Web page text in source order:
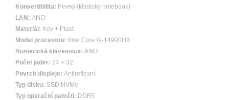
Konvertibilita: Pevný (klasický notebook)
LAN: ANO
Materiál: Kov + Plast
Model procesoru: Intel Core i9-14900HX
Numerická klávesnice: ANO
Počet jader: 24 + 32
Povrch displeje: Antireflexní
Typ disku: SSD NVMe
Typ operační paměti: DDR5